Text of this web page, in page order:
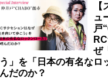
ュ
戸
ぜ
う」を「日本の有名なロ
んだのか？